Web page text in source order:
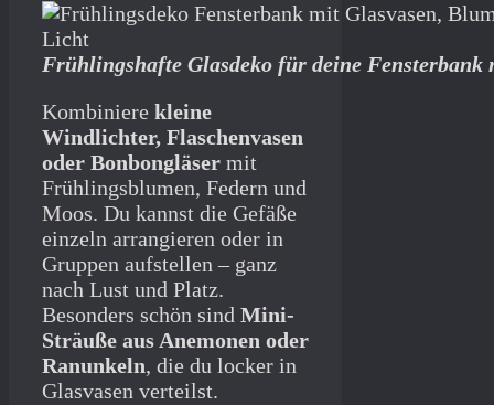
Frühlingshafte Glasdeko für deine Fensterbank
Kombiniere kleine
Windlichter, Flaschenvasen
oder Bonbongläser mit
Frühlingsblumen, Federn und
Moos. Du kannst die Gefäße
einzeln arrangieren oder in
Gruppen aufstellen – ganz
nach Lust und Platz.
Besonders schön sind Mini-
Sträuße aus Anemonen oder
Ranunkeln, die du locker in
Glasvasen verteilst.